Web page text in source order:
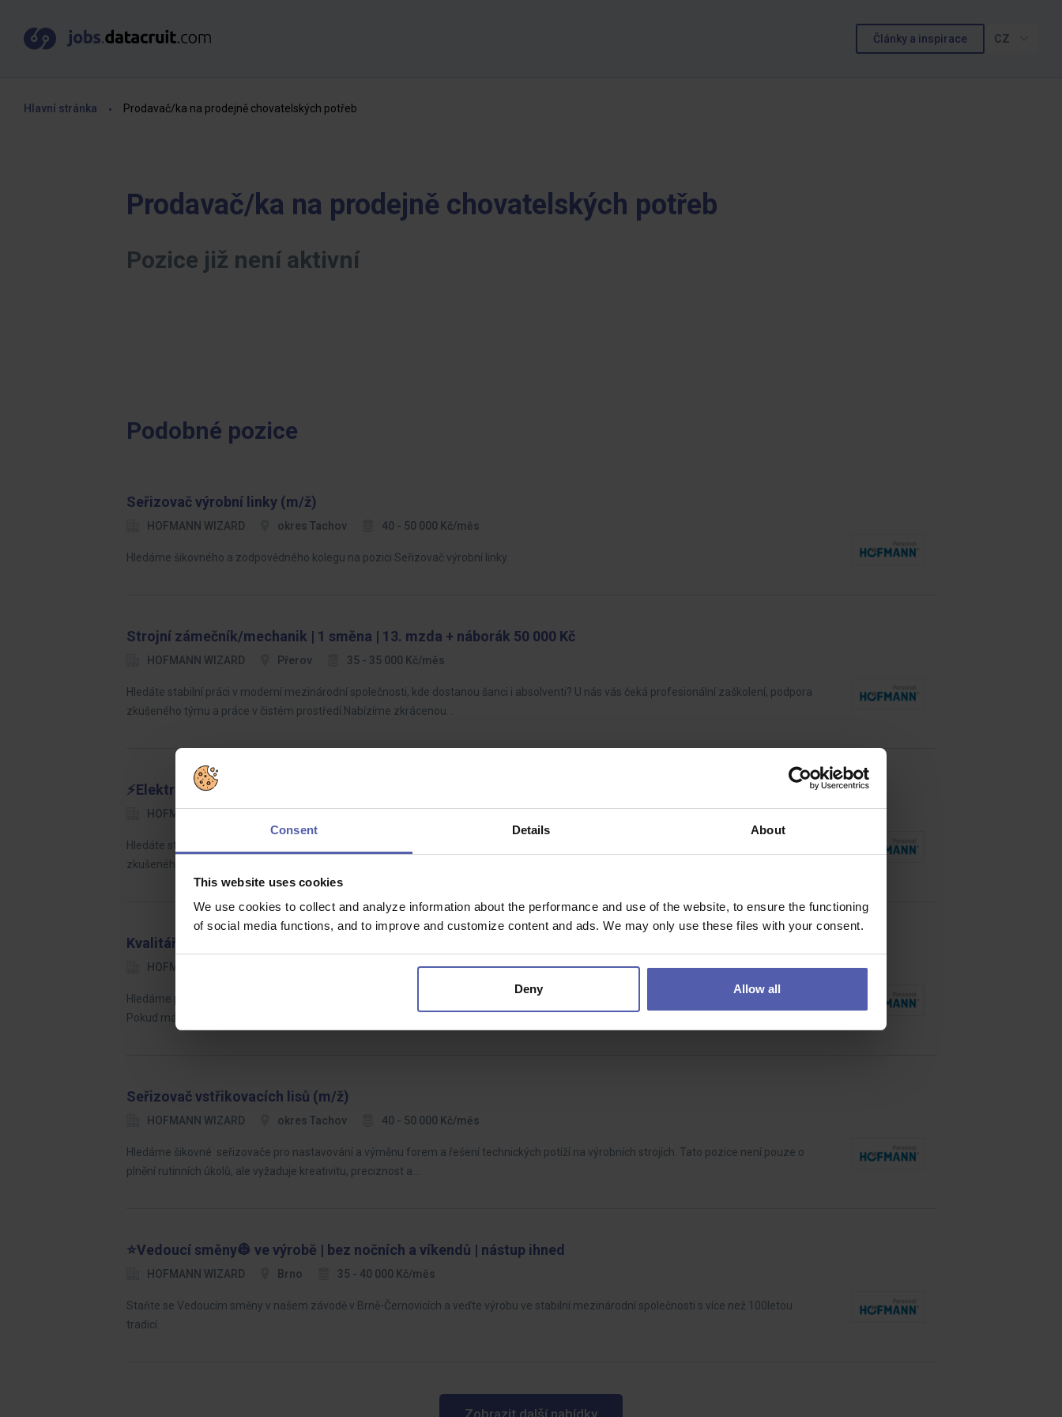
Consent Details About
This website uses cookies
We use cookies to collect and analyze information about the performance and use of the website, to ensure the functioning
of social media functions, and to improve and customize content and ads. We may only use these files with your consent.
Deny Allow all
Články a inspirace CZ
Hlavní stránka Prodavač/ka na prodejně chovatelských potřeb
Prodavač/ka na prodejně chovatelských potřeb
Pozice již není aktivní
Podobné pozice
Seřizovač výrobní linky (m/ž)
HOFMANN WIZARD okres Tachov 40 - 50 000 Kč/měs
Hledáme šikovného a zodpovědného kolegu na pozici Seřizovač výrobní linky.
Strojní zámečník/mechanik | 1 směna | 13. mzda + náborák 50 000 Kč
HOFMANN WIZARD Přerov 35 - 35 000 Kč/měs
Hledáte stabilní práci v moderní mezinárodní společnosti, kde dostanou šanci i absolventi? U nás vás čeká profesionální zaškolení, podpora
zkušeného týmu a práce v čistém prostředí.Nabízíme zkrácenou…
⚡Elektromechanik🔌| 1 směna | nábor. příspěvek 50 000 Kč
HOFMANN WIZARD
Hledáte stabilní práci v moderní mezinárodní společnosti, kde dostanou šanci i absolventi? U nás vás čeká profesionální zaškolení, podpora
zkušeného týmu a práce v čistém prostředí.Nabízíme zkrácenou…
Kvalitář - Technik kvality (ž/m)
HOFMANN WIZARD 38 - 42 000 Kč/měs
Hledáme precizního a zodpovědného kontrolora kvality, který nám pomůže zajistit, že každý výrobek opustí naši firmu v perfektním stavu.
Pokud máte smysl pro detail a rádi za sebou vidíte kvalitně…
Seřizovač vstřikovacích lisů (m/ž)
HOFMANN WIZARD okres Tachov 40 - 50 000 Kč/měs
Hledáme šikovné seřizovače pro nastavování a výměnu forem a řešení technických potíží na výrobních strojích. Tato pozice není pouze o
plnění rutinních úkolů, ale vyžaduje kreativitu, preciznost a…
⭐Vedoucí směny👷 ve výrobě | bez nočních a víkendů | nástup ihned
HOFMANN WIZARD Brno 35 - 40 000 Kč/měs
Staňte se Vedoucím směny v našem závodě v Brně-Černovicích a veďte výrobu ve stabilní mezinárodní společnosti s více než 100letou
tradicí.
Zobrazit další nabídky